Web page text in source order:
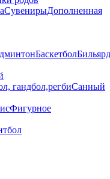
СувенирыДополненная
БаскетболБильярд
гандбол,регбиСанный
Фигурное